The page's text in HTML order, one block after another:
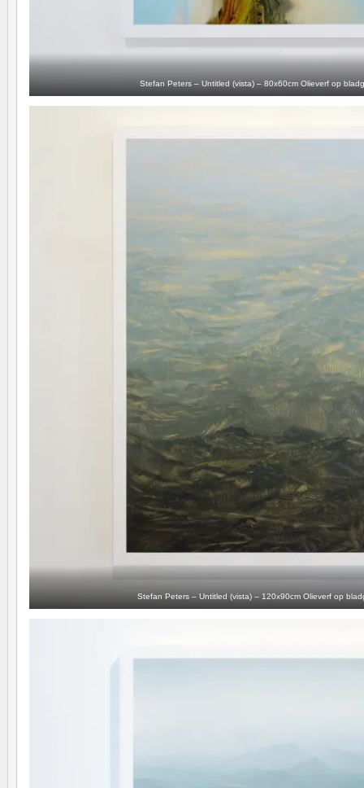
Stefan Peters – Untitled (vista) – 80x60cm Olieverf op
Stefan Peters – Untitled (vista) – 120x90cm Olieverf op